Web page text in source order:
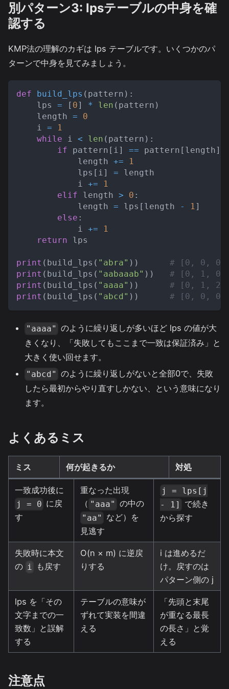
別パターン3: lpsテーブルの中身を確
認する
KMP法の理解のカギは lps テーブルです。いくつかのパ
ターンで中身を見てみましょう。
def build_lps ( pattern ) :
    lps
= [ 0] * len ( pattern )
    length
=
0
    i
=
1
while i < len ( pattern ) :
if pattern [ i] == pattern [ length]
            length
+=
1
            lps
[ i] = length
            i
+=
1
elif length > 0 :
            length
= lps [ length - 1]
else :
            i
+=
1
return lps
print ( build_lps ( "abra" ) )
# [0, 0, 0,
print ( build_lps ( "aabaaab" ) )
# [0, 1,
print ( build_lps ( "aaaa" ) )
# [0, 1, 2,
print ( build_lps ( "abcd" ) ) # [0, 0, 0,
"aaaa" のように繰り返しが多いほど lps の値が大
きくなり、「失敗してもここまで一致は保証済み」と
大きく使い回せます。
"abcd" のように繰り返しがないと全部0で、失敗
したら最初からやり直すしかない、という意味になり
ます。
よくあるミス
ミス 何が起きるか 対処
一致成功後に
j = 0 に戻
す
重なった出現
（ "aaa" の中の
"aa"
など）を
見逃す
j = lps[j
- 1]
で続き
から探す
失敗時に本文
の i も戻す
O(n × m) に逆戻
りする
i は進めるだ
け。戻すのは
パターン側の j
lps を「その
文字までの一
致数」と誤解
する
テーブルの意味が
ずれて実装を間違
える
「先頭と末尾
が重なる最長
の長さ」と覚
える
注意点